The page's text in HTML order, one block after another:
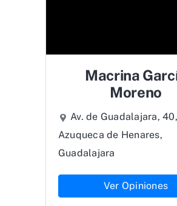
Macrina
Moreno
Av. de Guadalajara,
Azuqueca de Henares,
Guadalajara
Ver Opiniones